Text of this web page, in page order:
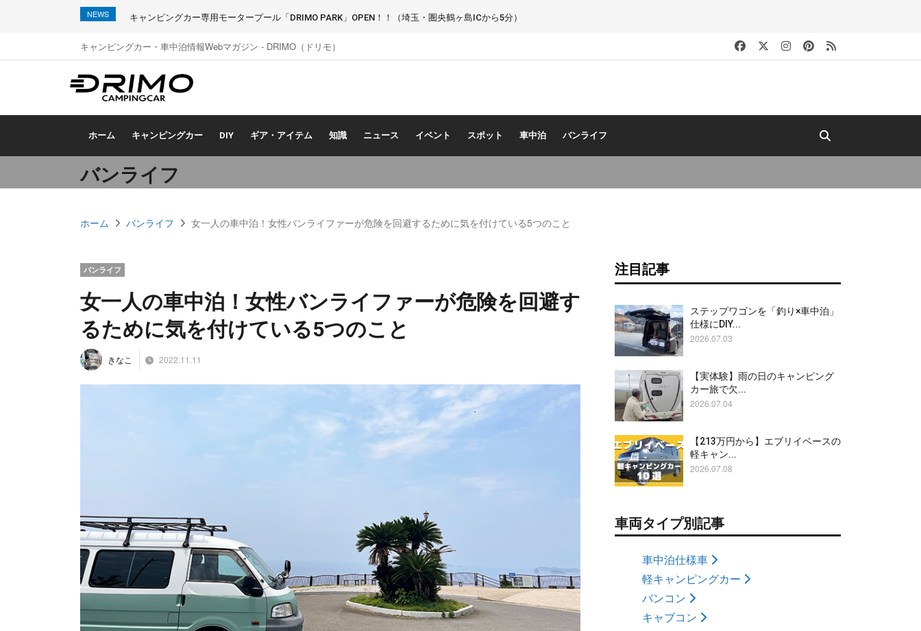
NEWS キャンピングカー専用モータープール「DRIMO PARK」OPEN！！（埼玉・圏央鶴ヶ島ICから5分）
キャンピングカー・車中泊情報Webマガジン - DRIMO（ドリモ）
ホーム キャンピングカー DIY ギア・アイテム 知識 ニュース イベント スポット 車中泊 バンライフ
バンライフ
ホーム バンライフ 女一人の車中泊！女性バンライファーが危険を回避するために気を付けている5つのこと
バンライフ
女一人の車中泊！女性バンライファーが危険を回避す
るために気を付けている5つのこと
きなこ 2022.11.11
注目記事
ステップワゴンを「釣り×車中泊」
仕様にDIY...
2026.07.03
【実体験】雨の日のキャンピング
カー旅で欠...
2026.07.04
【213万円から】エブリイベースの
軽キャン...
2026.07.08
車両タイプ別記事
車中泊仕様車
軽キャンピングカー
バンコン
キャブコン